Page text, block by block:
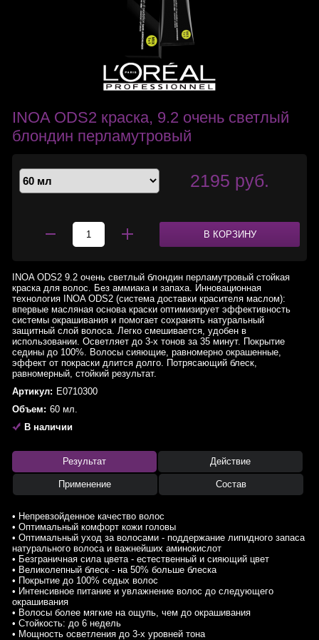
INOA ODS2 краска, 9.2 очень светлый
блондин перламутровый
2195 руб.
В КОРЗИНУ
INOA ODS2 9.2 очень светлый блондин перламутровый стойкая
краска для волос. Без аммиака и запаха. Инновационная
технология INOA ODS2 (система доставки красителя маслом):
впервые масляная основа краски оптимизирует эффективность
системы окрашивания и помогает сохранять натуральный
защитный слой волоса. Легко смешивается, удобен в
использовании. Осветляет до 3-х тонов за 35 минут. Покрытие
седины до 100%. Волосы сияющие, равномерно окрашенные,
эффект от покраски длится долго. Потрясающий блеск,
равномерный, стойкий результат.
Артикул: E0710300
Объем: 60 мл.
В наличии
Результат Действие
Применение Состав
• Непревзойденное качество волос
• Оптимальный комфорт кожи головы
• Оптимальный уход за волосами - поддержание липидного запаса
натурального волоса и важнейших аминокислот
• Безграничная сила цвета - естественный и сияющий цвет
• Великолепный блеск - на 50% больше блеска
• Покрытие до 100% седых волос
• Интенсивное питание и увлажнение волос до следующего
окрашивания
• Волосы более мягкие на ощупь, чем до окрашивания
• Стойкость: до 6 недель
• Мощность осветления до 3-х уровней тона